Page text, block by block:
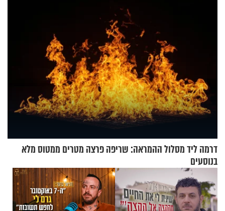
דרמה ליד מסלול ההמראה: שריפה פרצה מטרים ממטוס מלא
בנוסעים